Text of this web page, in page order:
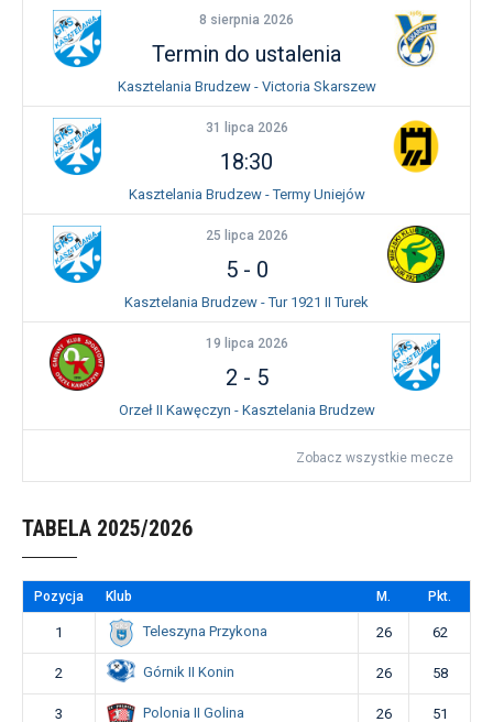
8 sierpnia 2026
Termin do ustalenia
Kasztelania Brudzew - Victoria Skarszew
31 lipca 2026
18:30
Kasztelania Brudzew - Termy Uniejów
25 lipca 2026
5- 0
Kasztelania Brudzew - Tur 1921 II Turek
19 lipca 2026
2 - 5
Orzeł II Kawęczyn - Kasztelania Brudzew
Zobacz wszystkie mecze
TABELA 2025/2026
Pozycja Klub M. Pkt.
1 Teleszyna Przykona 26 62
2 Górnik II Konin 26 58
3 Polonia II Golina 26 51